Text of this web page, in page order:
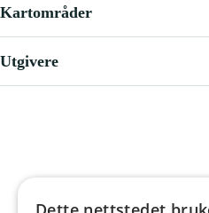
Kartområder
Utgivere